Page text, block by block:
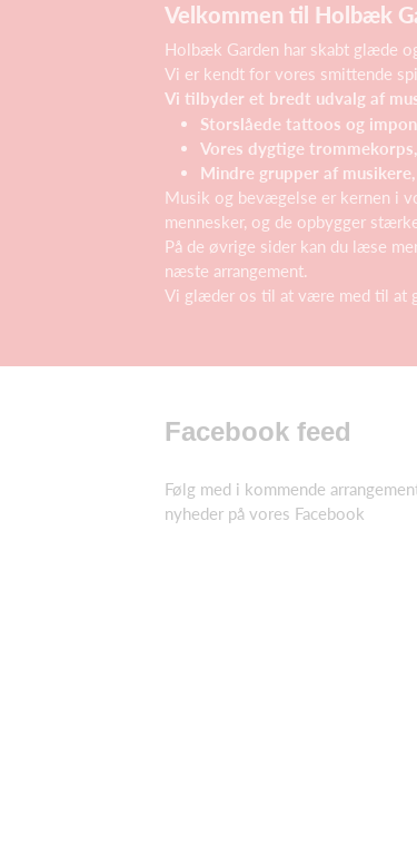
Velkommen til Holbæk
Holbæk Garden har skabt glæde
Vi er kendt for vores smittende
Vi tilbyder et bredt udvalg af
Storslåede tattoos og
Vores dygtige
Mindre grupper af
Musik og bevægelse er kernen i
mennesker, og de opbygger
På de øvrige sider kan du læse
næste arrangement.
Vi glæder os til at være med til at
Facebook feed
Følg med i kommende
nyheder på vores Facebook